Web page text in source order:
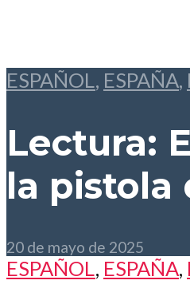
ESPAÑOL, ESPAÑA,
Lectura:
la pistola
20 de mayo de 2025
ESPAÑOL , ESPAÑA,